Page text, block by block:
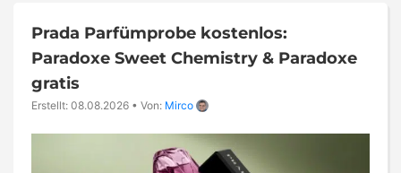
Prada Parfümprobe kostenlos:
Paradoxe Sweet Chemistry & Paradoxe
gratis
Erstellt: 08.08.2026 • Von: Mirco